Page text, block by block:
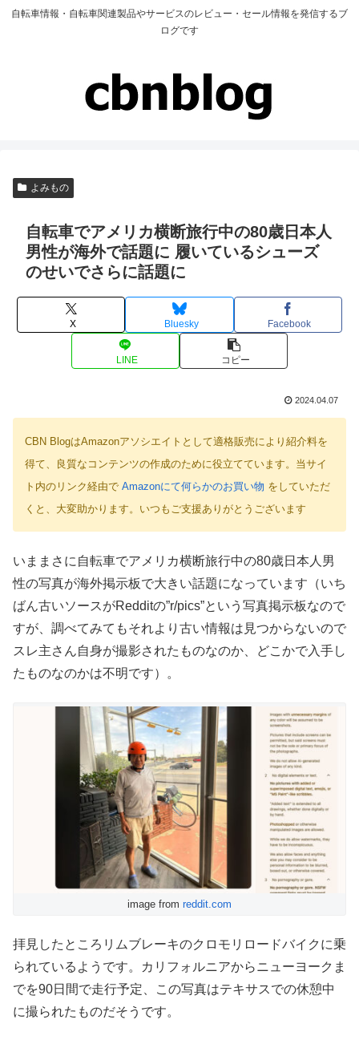
自転車情報・自転車関連製品やサービスのレビュー・セール情報を発信するブ
ログです
よみもの
自転車でアメリカ横断旅行中の80歳日本人
男性が海外で話題に 履いているシューズ
のせいでさらに話題に
X Bluesky Facebook
LINE コピー
2024.04.07
CBN BlogはAmazonアソシエイトとして適格販売により紹介料を
得て、良質なコンテンツの作成のために役立てています。当サイ
ト内のリンク経由で Amazonにて何らかのお買い物 をしていただ
くと、大変助かります。いつもご支援ありがとうございます
いままさに自転車でアメリカ横断旅行中の80歳日本人男
性の写真が海外掲示板で大きい話題になっています（いち
ばん古いソースがRedditの”r/pics”という写真掲示板なので
すが、調べてみてもそれより古い情報は見つからないので
スレ主さん自身が撮影されたものなのか、どこかで入手し
たものなのかは不明です）。
image from reddit.com
拝見したところリムブレーキのクロモリロードバイクに乗
られているようです。カリフォルニアからニューヨークま
でを90日間で走行予定、この写真はテキサスでの休憩中
に撮られたものだそうです。